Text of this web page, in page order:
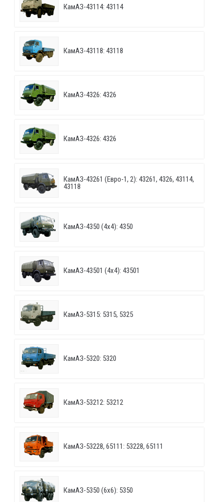
КамАЗ-43114: 43114
КамАЗ-43118: 43118
КамАЗ-4326: 4326
КамАЗ-4326: 4326
КамАЗ-43261 (Евро-1, 2): 43261, 4326, 43114,
43118
КамАЗ-4350 (4х4): 4350
КамАЗ-43501 (4х4): 43501
КамАЗ-5315: 5315, 5325
КамАЗ-5320: 5320
КамАЗ-53212: 53212
КамАЗ-53228, 65111: 53228, 65111
КамАЗ-5350 (6х6): 5350